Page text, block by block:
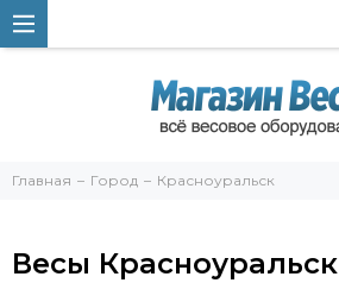
Главная Город Красноуральск
Весы Красноуральск